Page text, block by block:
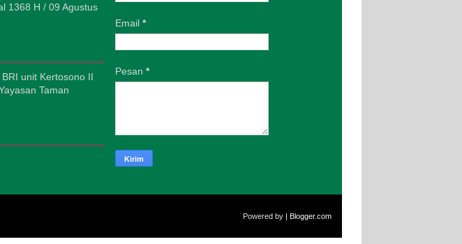
1368 H / 09 Agustus
unit Kertosono II
Taman
Email *
Pesan *
Powered by | Blogger.com